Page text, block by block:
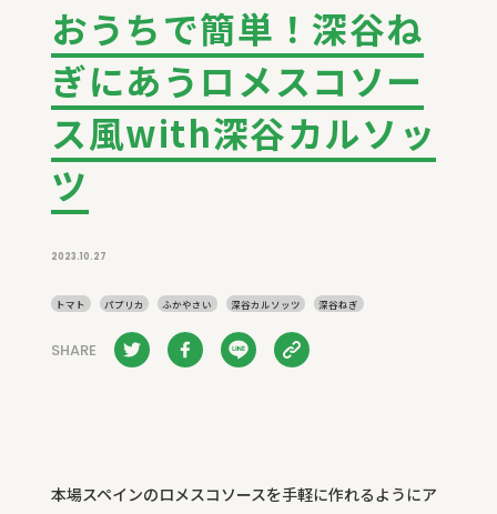
おうちで簡単！深谷ね
ぎにあうロメスコソー
ス風with深谷カルソッ
ツ
2023.10.27
トマト パプリカ ふかやさい 深谷カルソッツ 深谷ねぎ
SHARE
本場スペインのロメスコソースを手軽に作れるようにア